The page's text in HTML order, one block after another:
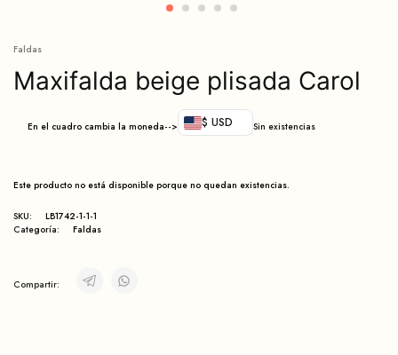
Faldas
Maxifalda beige plisada Carol
En el cuadro cambia la moneda--> $ USD Sin existencias
Este producto no está disponible porque no quedan existencias.
SKU:
LB1742-1-1-1
Categoría:
Faldas
Compartir: